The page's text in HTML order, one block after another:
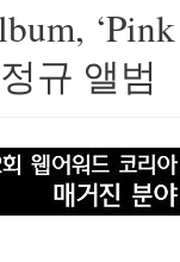
규 앨범